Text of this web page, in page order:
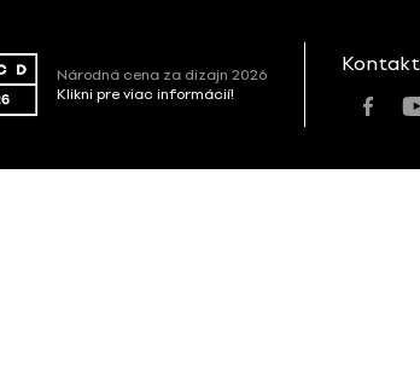
Národná cena za dizajn 2026
Klikni pre viac informácií!